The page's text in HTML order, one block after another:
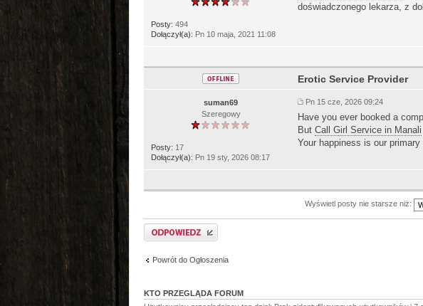
Posty: 494
Dołączył(a): Pn 10 maja, 2021 11:08
doświadczonego lekarza, z
suman69
Szeregowy
Posty: 17
Dołączył(a): Pn 19 sty, 2026 08:17
Erotic Service Provider
Pn 15 cze, 2026 09:24
Have you ever booked a
ButCall Girl Service in Manali
Your happiness is our
Wyświetl posty nie starsze niż:
Odpowiedz
Powrót do Ogłoszenia
KTO PRZEGLĄDA FORUM